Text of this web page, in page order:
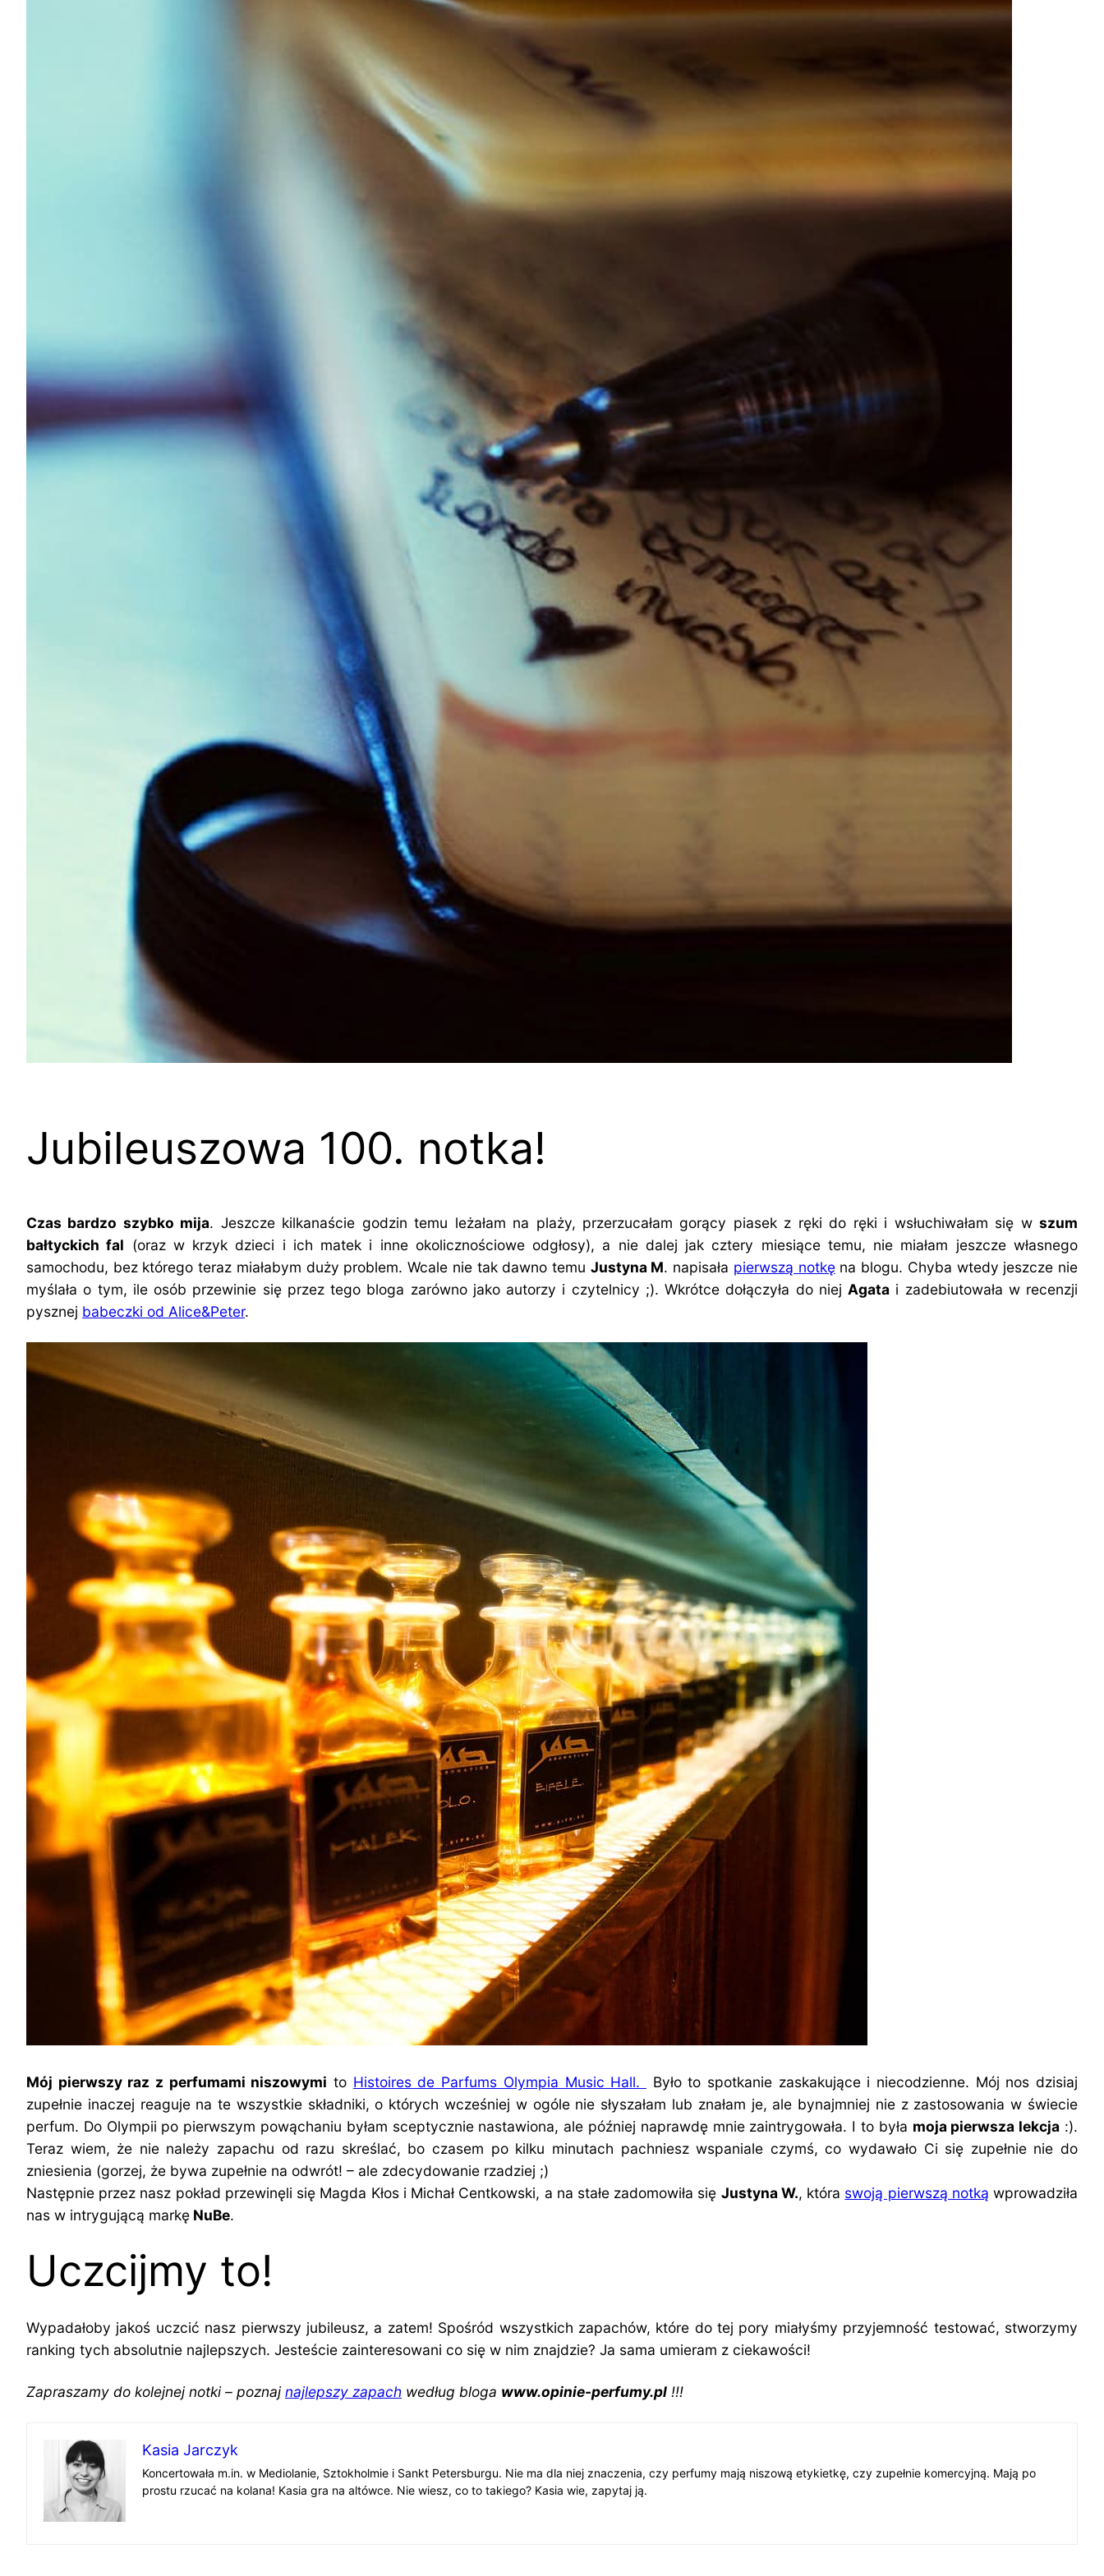
Jubileuszowa 100. notka!
Czas bardzo szybko mija. Jeszcze kilkanaście godzin temu leżałam na plaży, przerzucałam gorący piasek z ręki do ręki i wsłuchiwałam się wszum
bałtyckich fal (oraz w krzyk dzieci i ich matek i inne okolicznościowe odgłosy), a nie dalej jak cztery miesiące temu, nie miałam jeszcze własnego
samochodu, bez którego teraz miałabym duży problem. Wcale nie tak dawno temu Justyna M. napisała pierwszą notkęna blogu. Chyba wtedy jeszcze nie
myślała o tym, ile osób przewinie się przez tego bloga zarówno jako autorzy i czytelnicy ;). Wkrótce dołączyła do niej Agata i zadebiutowała w recenzji
pysznej babeczki od Alice&Peter.
Mój pierwszy raz z perfumami niszowymi to Histoires de Parfums Olympia Music Hall.
Było to spotkanie zaskakujące i niecodzienne. Mój nos dzisiaj
zupełnie inaczej reaguje na te wszystkie składniki, o których wcześniej w ogóle nie słyszałam lub znałam je, ale bynajmniej nie z zastosowania w świecie
perfum. Do Olympii po pierwszym powąchaniu byłam sceptycznie nastawiona, ale później naprawdę mnie zaintrygowała. I to była moja pierwsza lekcja :).
Teraz wiem, że nie należy zapachu od razu skreślać, bo czasem po kilku minutach pachniesz wspaniale czymś, co wydawało Ci się zupełnie nie do
zniesienia (gorzej, że bywa zupełnie na odwrót! – ale zdecydowanie rzadziej ;)
Następnie przez nasz pokład przewinęli się Magda Kłos i Michał Centkowski, a na stałe zadomowiła się Justyna W., która swoją pierwszą notką wprowadziła
nas w intrygującą markę NuBe.
Uczcijmy to!
Wypadałoby jakoś uczcić nasz pierwszy jubileusz, a zatem! Spośród wszystkich zapachów, które do tej pory miałyśmy przyjemność testować, stworzymy
ranking tych absolutnie najlepszych. Jesteście zainteresowani co się w nim znajdzie? Ja sama umieram z ciekawości!
Zapraszamy do kolejnej notki – poznaj najlepszy zapach według bloga www.opinie-perfumy.pl !!!
Kasia Jarczyk
Koncertowała m.in. w Mediolanie, Sztokholmie i Sankt Petersburgu. Nie ma dla niej znaczenia, czy perfumy mają niszową etykietkę, czy zupełnie komercyjną. Mają po
prostu rzucać na kolana! Kasia gra na altówce. Nie wiesz, co to takiego? Kasia wie, zapytaj ją.